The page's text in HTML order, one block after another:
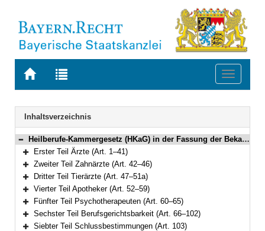
Zur
BAYERN.RECHT
Zur
letzten
Suche
Toggle
Navigation
Inhaltsverzeichnis
Bereich reduzieren
Heilberufe-Kammergesetz (HKaG) in der Fassung der Bekanntmachung vom 6. Februar 2002 (GVBl. S. 42, 43) BayRS 2122-3-G (Art. 1–103)
Bereich erweitern
Erster Teil Ärzte (Art. 1–41)
Bereich erweitern
Zweiter Teil Zahnärzte (Art. 42–46)
Bereich erweitern
Dritter Teil Tierärzte (Art. 47–51a)
Bereich erweitern
Vierter Teil Apotheker (Art. 52–59)
Bereich erweitern
Fünfter Teil Psychotherapeuten (Art. 60–65)
Bereich erweitern
Sechster Teil Berufsgerichtsbarkeit (Art. 66–102)
Siebter Teil Schlussbestimmungen (Art. 103)